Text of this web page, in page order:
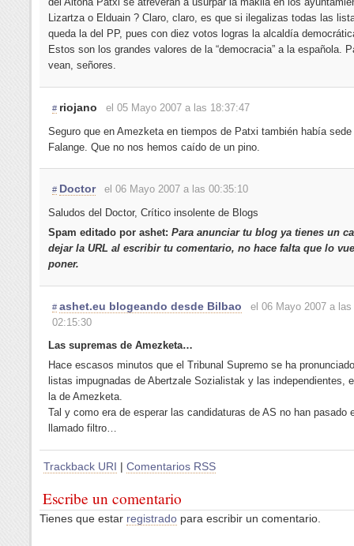
Lizartza o Elduain ? Claro, claro, es que si ilegalizas todas las
queda la del PP, pues con diez votos logras la alcaldía
Estos son los grandes valores de la “democracia” a la española.
vean, señores.
# riojano
el 05 Mayo 2007 a las 18:37:47
Seguro que en Amezketa en tiempos de Patxi también había sede
Falange. Que no nos hemos caído de un pino.
# Doctor
el 06 Mayo 2007 a las 00:35:10
Saludos del Doctor, Crítico insolente de Blogs
Spam editado por ashet: Para anunciar tu blog ya tienes un
dejar la URL al escribir tu comentario, no hace falta que lo
poner.
# ashet.eu blogeando desde Bilbao
el 06 Mayo 2007 a las
02:15:30
Las supremas de Amezketa…
Hace escasos minutos que el Tribunal Supremo se ha
listas impugnadas de Abertzale Sozialistak y las independientes,
la de Amezketa.
Tal y como era de esperar las candidaturas de AS no han pasado
llamado filtro…
Trackback URI | Comentarios RSS
Escribe un comentario
Tienes que estar registrado para escribir un comentario.